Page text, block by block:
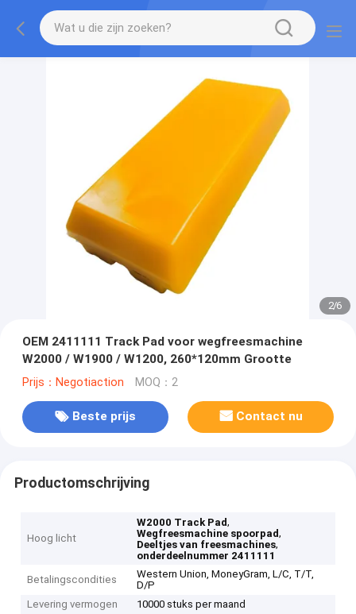
2/6
OEM 2411111 Track Pad voor wegfreesmachine
W2000 / W1900 / W1200, 260*120mm Grootte
Prijs：Negotiaction MOQ：2
Beste prijs Contact nu
Productomschrijving
Hoog licht
W2000 Track Pad,
Wegfreesmachine spoorpad,
Deeltjes van freesmachines,
onderdeelnummer 2411111
Betalingscondities
Western Union, MoneyGram, L/C, T/T,
D/P
Levering vermogen
10000 stuks per maand